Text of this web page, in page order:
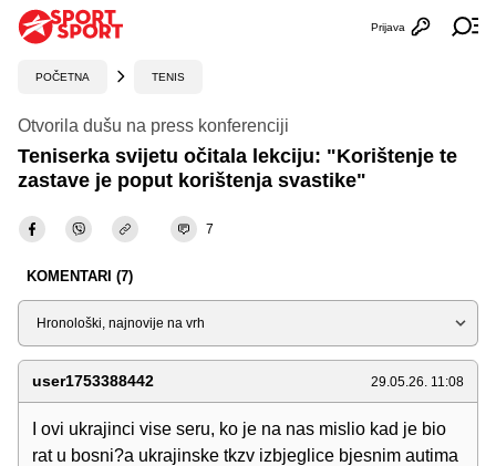
Otvori
Prijava
POČETNA TENIS
Otvorila dušu na press konferenciji
Teniserka svijetu očitala lekciju: "Korištenje te
zastave je poput korištenja svastike"
7
KOMENTARI (7)
Sortiraj
user1753388442 29.05.26. 11:08
I ovi ukrajinci vise seru, ko je na nas mislio kad je bio
rat u bosni?a ukrajinske tkzv izbjeglice bjesnim autima